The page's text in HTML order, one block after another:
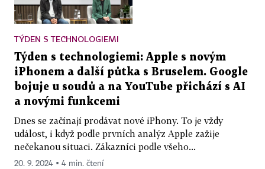
TÝDEN S TECHNOLOGIEMI
Týden s technologiemi: Apple s novým
iPhonem a další půtka s Bruselem. Google
bojuje u soudů a na YouTube přichází s AI
a novými funkcemi
Dnes se začínají prodávat nové iPhony. To je vždy
událost, i když podle prvních analýz Apple zažije
nečekanou situaci. Zákazníci podle všeho...
20. 9. 2024 ▪ 4 min. čtení